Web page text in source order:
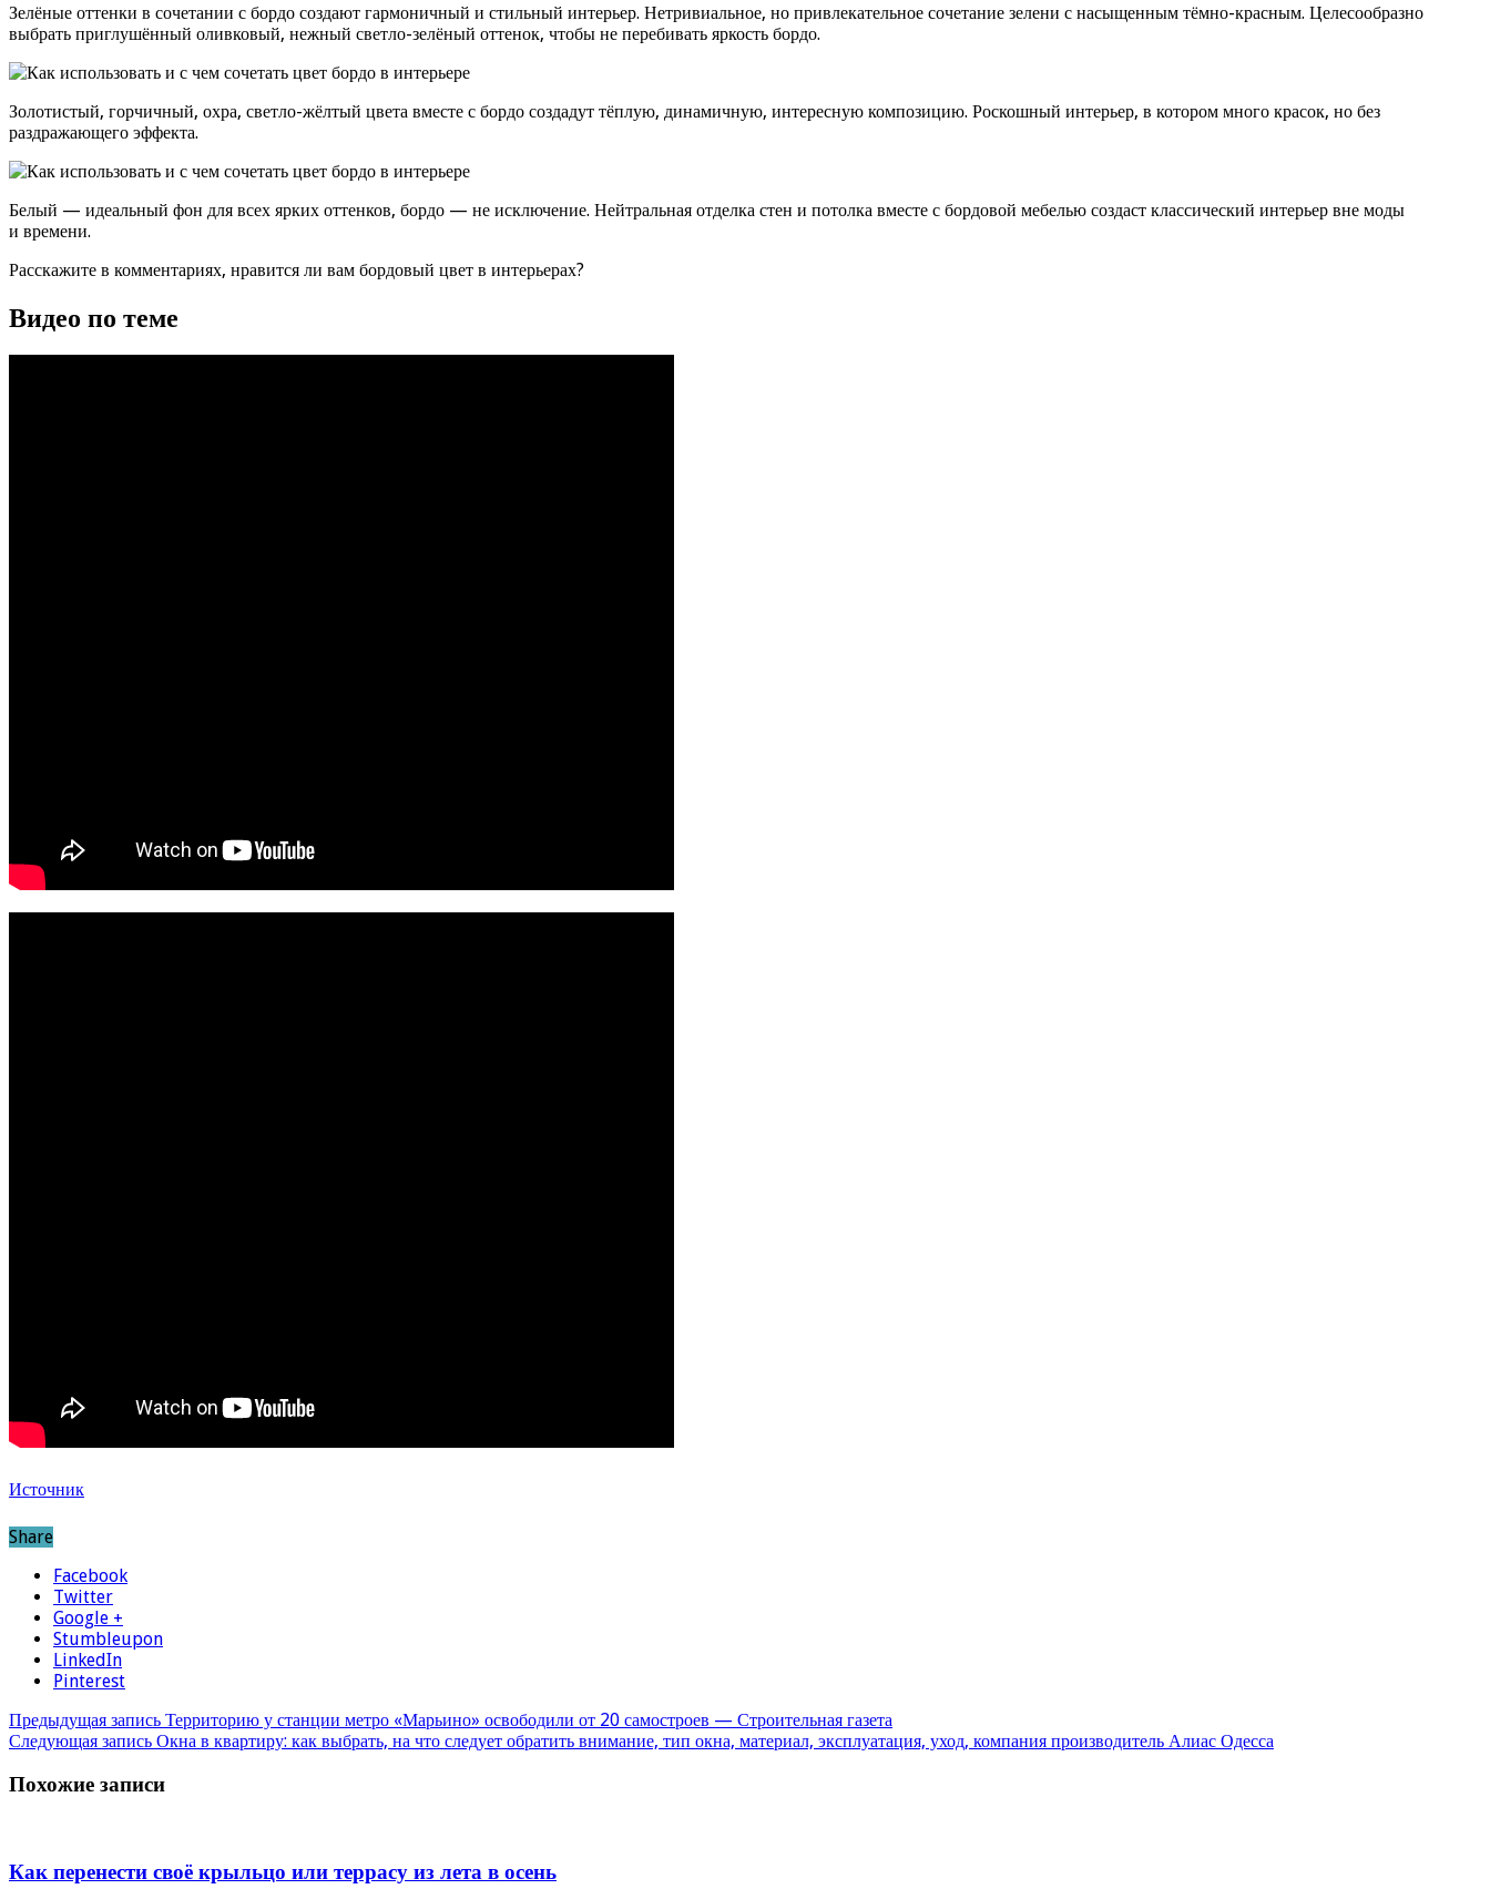
Зелёные оттенки в сочетании с бордо создают гармоничный и стильный интерьер. Нетривиальное, но привлекательное сочетание зелени с насыщенным тёмно-красным. Целесообразно
выбрать приглушённый оливковый, нежный светло-зелёный оттенок, чтобы не перебивать яркость бордо.
Золотистый, горчичный, охра, светло-жёлтый цвета вместе с бордо создадут тёплую, динамичную, интересную композицию. Роскошный интерьер, в котором много красок, но без
раздражающего эффекта.
Белый — идеальный фон для всех ярких оттенков, бордо — не исключение. Нейтральная отделка стен и потолка вместе с бордовой мебелью создаст классический интерьер вне моды
и времени.
Расскажите в комментариях, нравится ли вам бордовый цвет в интерьерах?
Видео по теме
Источник
Share
Facebook
Twitter
Google +
Stumbleupon
LinkedIn
Pinterest
Предыдущая запись Территорию у станции метро «Марьино» освободили от 20 самостроев — Строительная газета
Следующая запись Окна в квартиру: как выбрать, на что следует обратить внимание, тип окна, материал, эксплуатация, уход, компания производитель Алиас Одесса
Похожие записи
Как перенести своё крыльцо или террасу из лета в осень